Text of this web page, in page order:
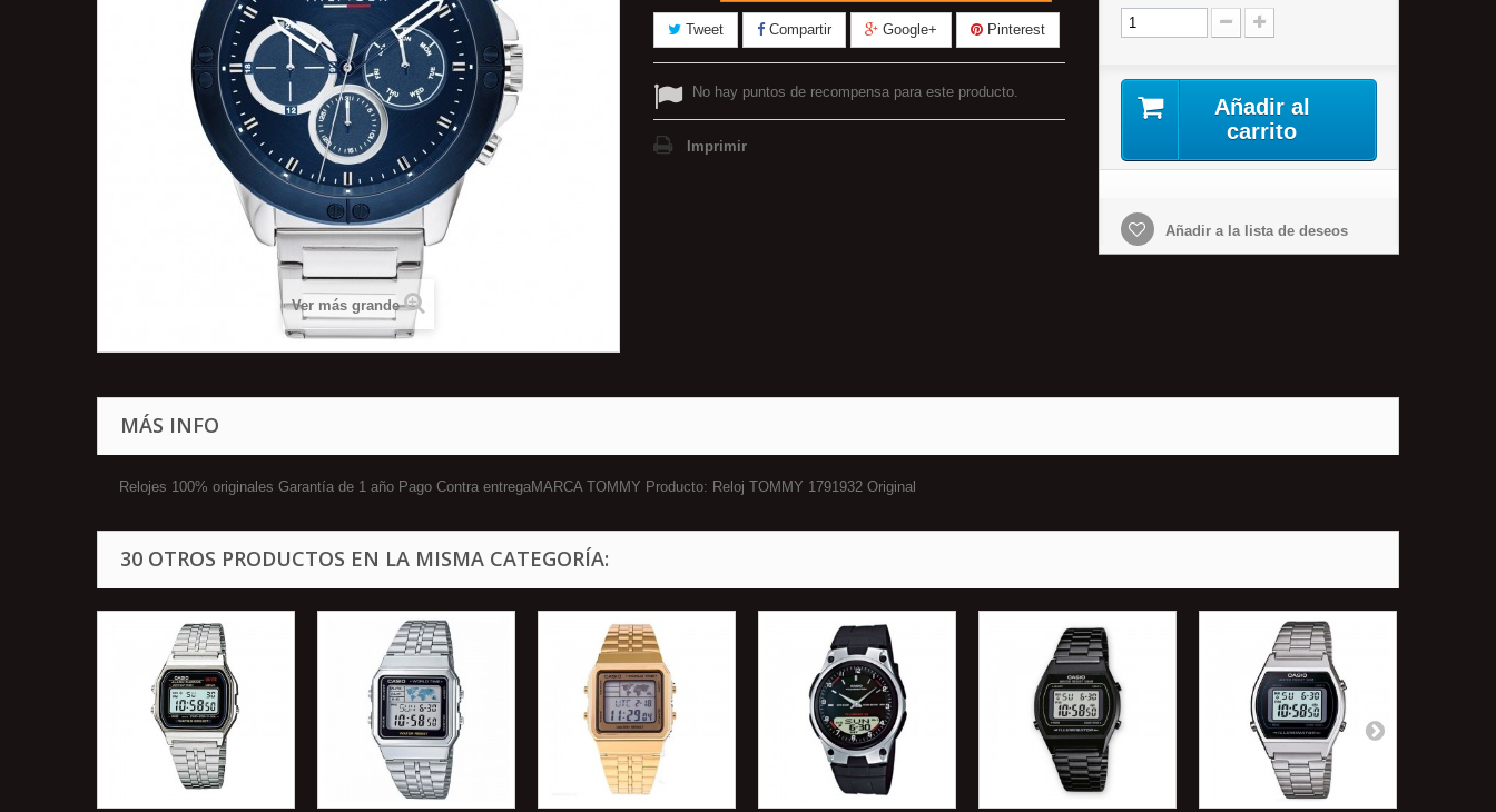
Ver más grande
Tweet Compartir Google+ Pinterest
No hay puntos de recompensa para este producto.
Imprimir
Añadir al
carrito
Añadir a la lista de deseos
MÁS INFO
Relojes 100% originales Garantía de 1 año Pago Contra entregaMARCA TOMMY Producto: Reloj TOMMY 1791932 Original
30 OTROS PRODUCTOS EN LA MISMA CATEGORÍA: